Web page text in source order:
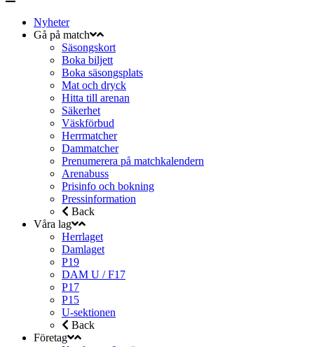
Nyheter
Gå på match
Säsongskort
Boka biljett
Boka säsongsplats
Mat och dryck
Hitta till arenan
Säkerhet
Väskförbud
Herrmatcher
Dammatcher
Prenumerera på matchkalendern
Arenabuss
Prisinfo och bokning
Pressinformation
Back
Våra lag
Herrlaget
Damlaget
P19
DAM U / F17
P17
P15
U-sektionen
Back
Företag